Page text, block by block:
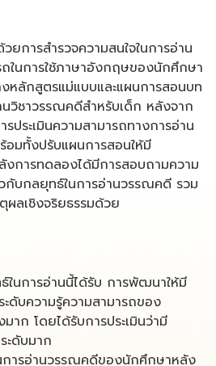
ยการสำรวจความสนใจในการอ่าน
ในการใช้ภาษาอังกฤษของนักศึกษา
งหลักสูตรแม่แบบและแผนการสอนบท
นวิชาวรรณคดีสำหรับเด็ก หลังจาก
ประเมินความสามารถทางการอ่าน
มทั้งปรับแผนการสอนให้มี
งการทดลองได้มีการสอบถามความ
กับกลยุทธ์ในการอ่านวรรณคดี รวม
ผลเชิงจริยธรรมด้วย
ในการอ่านนี้ได้รับ การพัฒนาให้มี
ะดับความรู้ความสามารถของ
าก โดยได้รับการประเมินว่ามี
ะดับมาก
การอ่านวรรณคดีของนักศึกษาหลัง